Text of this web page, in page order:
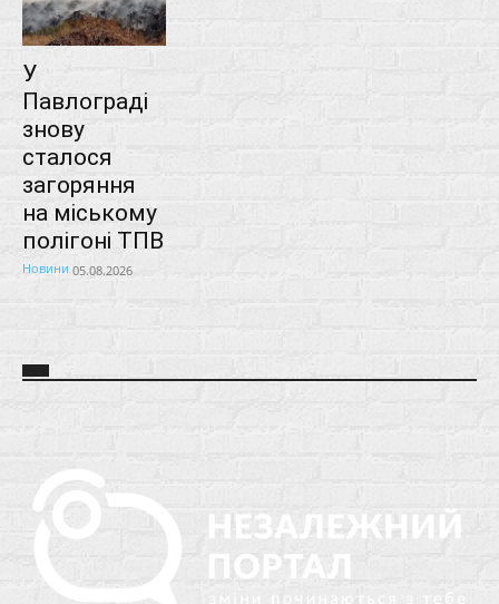
У
Павлограді
знову
сталося
загоряння
на міському
полігоні ТПВ
Новини 05.08.2026